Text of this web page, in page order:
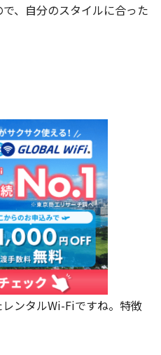
、自分のスタイルに合った
ンタルWi-Fiですね。特徴